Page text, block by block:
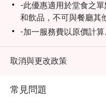
-此優惠適用於堂食之
和飲品，不可與餐廳其
-加一服務費以原價計算
-就座前請先出示訂座
-坐位要求要按照情況，
-已訂座人士需在15分
取消與更改政策
常見問題